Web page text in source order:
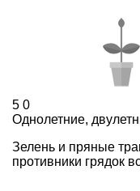
5 0
Однолетние,
Зелень и пряные
противники грядок